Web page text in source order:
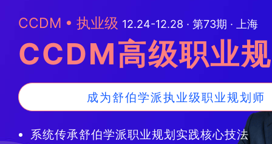
CCDM • 执业级 12.24-12.28 · 第73期 · 上海
CCDM高级职业
成为舒伯学派执业级职业规划师
系统传承舒伯学派职业规划实践核心技法
BSC • 师资级12.30-01.01·第41期·上海
舒伯职业规划咨询核心技术传承班
CCDM学员专享进阶课 • 向阳生涯独家课程
CCP·筑基课 01.06-02.08·第161期·线上
传承舒伯学派 学习原汁原味的生涯
职业规划与生涯教育通用基础课
UAPM·高级 11.21-12.15·第38期·线上
贯通新高考各个批次·新老高考无缝衔接
三位行业资深导师亲授，3个案例实战督导